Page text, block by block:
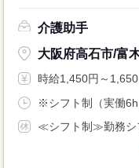
介護助手
大阪府高石市/富
時給1,450円～
※シフト制（実働
≪シフト制≫勤務シ